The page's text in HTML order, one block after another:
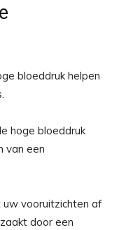
bloeddruk helpen
hoge bloeddruk
van een
vooruitzichten af
door een